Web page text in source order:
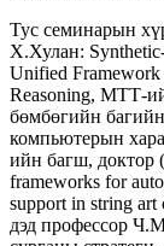
Тус семинарын
Х.Хулан:
Unified Framework
Reasoning, МТТ-
бөмбөгийн
компьютерын
ийн багш, доктор
frameworks for
support in string
дэд профессор